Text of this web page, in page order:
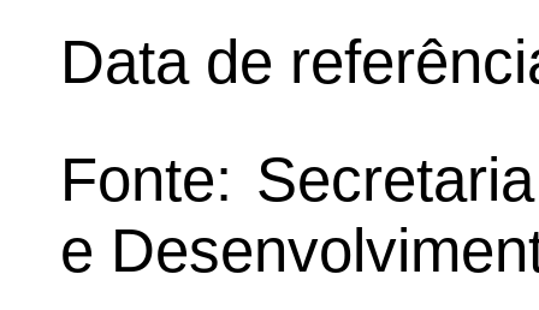
Data de
Fonte:
e